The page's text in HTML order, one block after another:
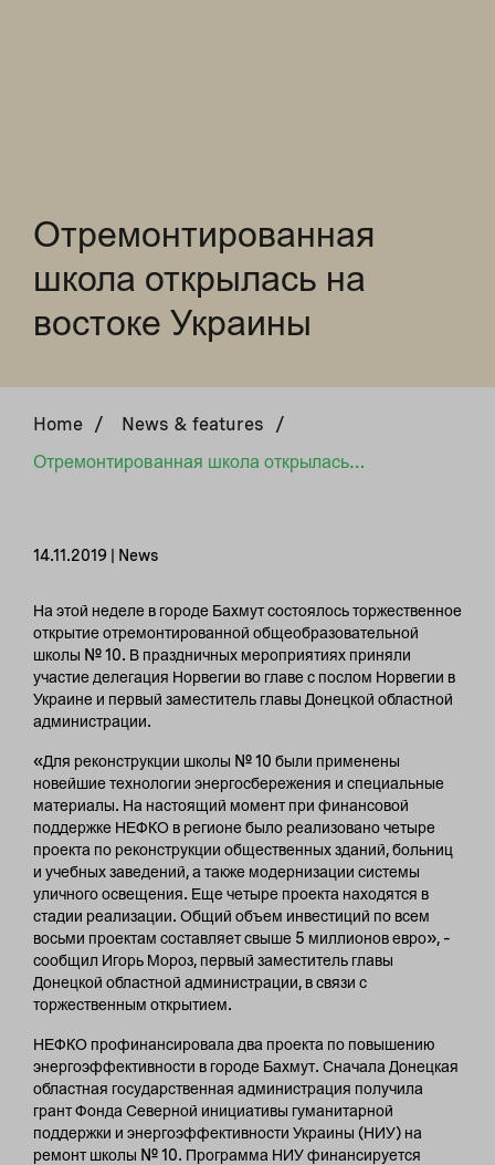
Отремонтированная
школа открылась на
востоке Украины
Home / News & features
/
Отремонтированная школа открылась на востоке Украины
14.11.2019 | News
На этой неделе в городе Бахмут состоялось торжественное
открытие отремонтированной общеобразовательной
школы № 10. В праздничных мероприятиях приняли
участие делегация Норвегии во главе с послом Норвегии в
Украине и первый заместитель главы Донецкой областной
администрации.
«Для реконструкции школы № 10 были применены
новейшие технологии энергосбережения и специальные
материалы. На настоящий момент при финансовой
поддержке НЕФКО в регионе было реализовано четыре
проекта по реконструкции общественных зданий, больниц
и учебных заведений, а также модернизации системы
уличного освещения. Еще четыре проекта находятся в
стадии реализации. Общий объем инвестиций по всем
восьми проектам составляет свыше 5 миллионов евро», –
сообщил Игорь Мороз, первый заместитель главы
Донецкой областной администрации, в связи с
торжественным открытием.
НЕФКО профинансировала два проекта по повышению
энергоэффективности в городе Бахмут. Сначала Донецкая
областная государственная администрация получила
грант Фонда Северной инициативы гуманитарной
поддержки и энергоэффективности Украины (НИУ) на
ремонт школы № 10. Программа НИУ финансируется